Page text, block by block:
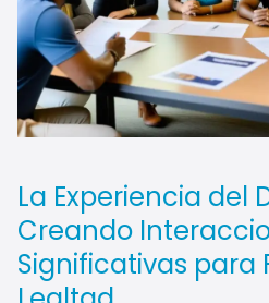
La Experiencia del
Creando
Significativas para